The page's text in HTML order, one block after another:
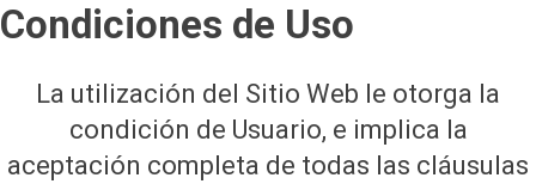
Condiciones de Uso
La utilización del Sitio Web le otorga la
condición de Usuario, e implica la
aceptación completa de todas las cláusulas